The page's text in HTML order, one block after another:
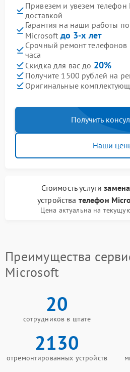
Привезем и увезем
доставкой
Гарантия на наши работы
Microsoft до 3-х лет
Срочный ремонт телефонов
часа
Скидка для вас до 20%
Получите 1500 рублей на
Оригинальные
Получить
Наши
Стоимость услуги
устройства телефон
Цена актуальна на
Преимущества
Microsoft
20
сотрудников в штате
2130
отремонтированных устройств